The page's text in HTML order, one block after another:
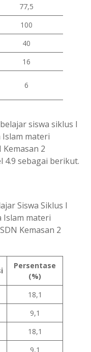
77,5
100
40
16
6
siswa siklus I
Islam materi
2
4.9 sebagai berikut.
Siswa Siklus I
Islam materi
Kemasan 2
Persentase
(%)
18,1
9,1
18,1
9,1